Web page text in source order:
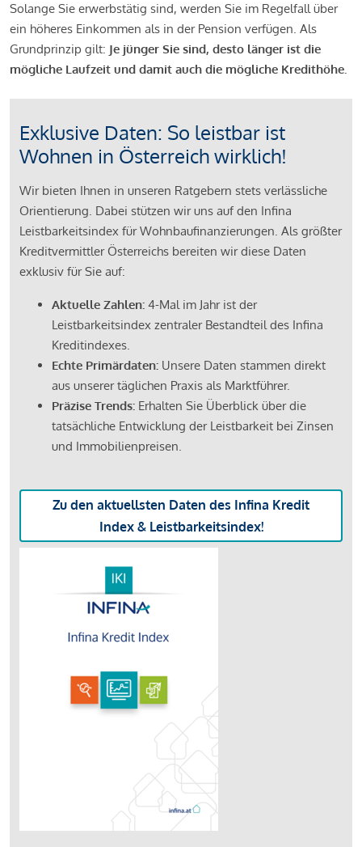
Solange Sie erwerbstätig sind, werden Sie im Regelfall über
ein höheres Einkommen als in der Pension verfügen. Als
Grundprinzip gilt: Je jünger Sie sind, desto länger ist die
mögliche Laufzeit und damit auch die mögliche Kredithöhe.
Exklusive Daten: So leistbar ist
Wohnen in Österreich wirklich!
Wir bieten Ihnen in unseren Ratgebern stets verlässliche
Orientierung. Dabei stützen wir uns auf den Infina
Leistbarkeitsindex für Wohnbaufinanzierungen. Als größter
Kreditvermittler Österreichs bereiten wir diese Daten
exklusiv für Sie auf:
Aktuelle Zahlen: 4-Mal im Jahr ist der
Leistbarkeitsindex zentraler Bestandteil des Infina
Kreditindexes.
Echte Primärdaten: Unsere Daten stammen direkt
aus unserer täglichen Praxis als Marktführer.
Präzise Trends: Erhalten Sie Überblick über die
tatsächliche Entwicklung der Leistbarkeit bei Zinsen
und Immobilienpreisen.
Zu den aktuellsten Daten des Infina Kredit
Index & Leistbarkeitsindex!